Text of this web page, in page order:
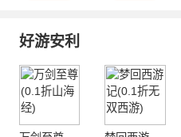
好游安利